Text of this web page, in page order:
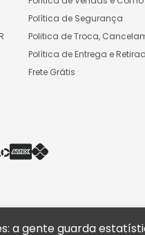
a gente guarda
Política de Segurança
Politica de Troca,
Política de Entrega e
Frete Grátis